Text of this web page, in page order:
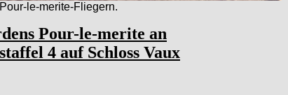
le-merite-Fliegern.
Pour-le-merite an
4 auf Schloss Vaux